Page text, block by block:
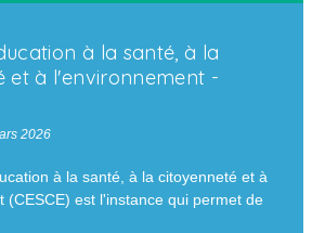
à la santé, à la
et à l'environnement -
2026
à la santé, à la citoyenneté et à
(CESCE) est l'instance qui permet de